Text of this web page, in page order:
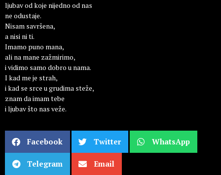
ljubav od koje nijedno od nas
ne odustaje.
Nisam savršena,
a nisi ni ti.
Imamo puno mana,
ali na mane zažmirimo,
i vidimo samo dobro u nama.
I kad me je strah,
i kad se srce u grudima steže,
znam da imam tebe
i ljubav što nas veže.
Facebook Twitter WhatsApp
Telegram Email